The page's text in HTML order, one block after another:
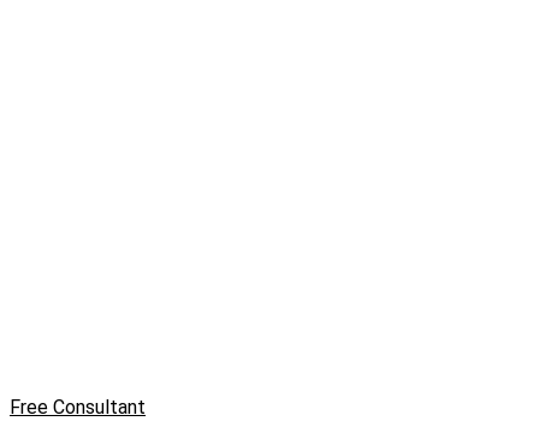
Free Consultant